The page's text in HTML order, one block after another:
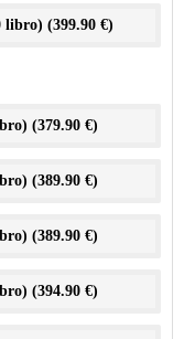
libro) (399.90 €)
(379.90 €)
(389.90 €)
(389.90 €)
(394.90 €)